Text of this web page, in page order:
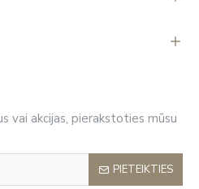
vai akcijas, pierakstoties mūsu
PIETEIKTIES